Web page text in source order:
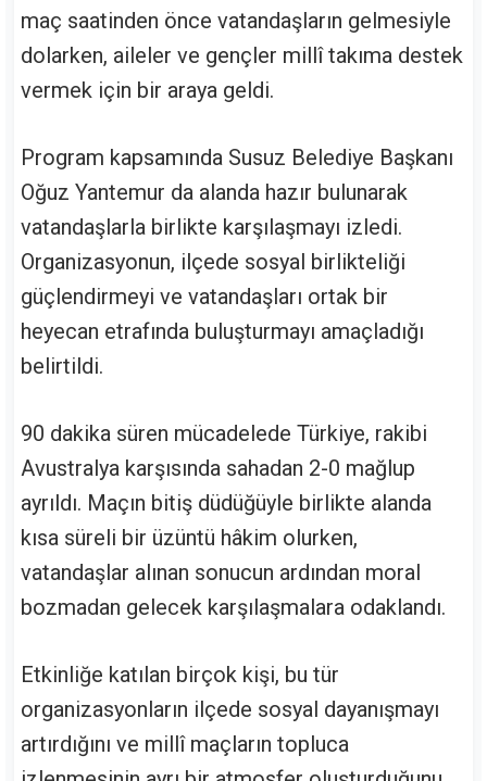
maç saatinden önce vatandaşların gelmesiyle
dolarken, aileler ve gençler millî takıma destek
vermek için bir araya geldi.
Program kapsamında Susuz Belediye Başkanı
Oğuz Yantemur da alanda hazır bulunarak
vatandaşlarla birlikte karşılaşmayı izledi.
Organizasyonun, ilçede sosyal birlikteliği
güçlendirmeyi ve vatandaşları ortak bir
heyecan etrafında buluşturmayı amaçladığı
belirtildi.
90 dakika süren mücadelede Türkiye, rakibi
Avustralya karşısında sahadan 2-0 mağlup
ayrıldı. Maçın bitiş düdüğüyle birlikte alanda
kısa süreli bir üzüntü hâkim olurken,
vatandaşlar alınan sonucun ardından moral
bozmadan gelecek karşılaşmalara odaklandı.
Etkinliğe katılan birçok kişi, bu tür
organizasyonların ilçede sosyal dayanışmayı
artırdığını ve millî maçların topluca